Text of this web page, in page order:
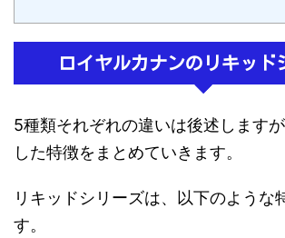
ロイヤルカナンのリキッド
5種類それぞれの違いは後述します
した特徴をまとめていきます。
リキッドシリーズは、以下のような
す。